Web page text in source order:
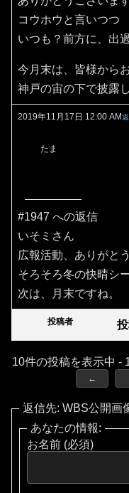
コウホウと言いつつ
いつも？前方に、出
今月末は、皆様から
神戸の宙の下で披露
2019年11月17日 12:00 AM
たま
#1947 への返信
いそミさん
広報活動、ありがと
そろそろ冬の快晴シ
次は、月末ですね。
投稿者
10件の投稿を表示中 -
←
返信先: WBS公開画
あなたの情報:
お名前 (必須)